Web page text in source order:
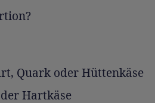
Quark oder Hüttenkäse
Hartkäse